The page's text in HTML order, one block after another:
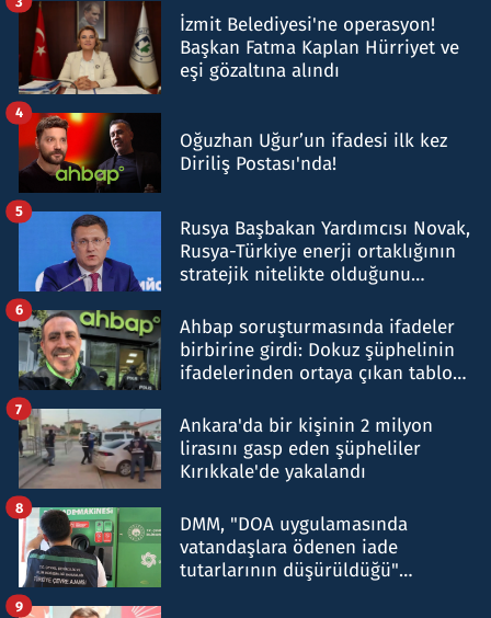
İzmit Belediyesi'ne operasyon!
Başkan Fatma Kaplan Hürriyet ve
eşi gözaltına alındı
Oğuzhan Uğur’un ifadesi ilk kez
Diriliş Postası'nda!
4
Rusya Başbakan Yardımcısı Novak,
Rusya-Türkiye enerji ortaklığının
stratejik nitelikte olduğunu
5
Ahbap soruşturmasında ifadeler
birbirine girdi: Dokuz şüphelinin
ifadelerinden ortaya çıkan tablo
6
Ankara'da bir kişinin 2 milyon
lirasını gasp eden şüpheliler
Kırıkkale'de yakalandı
7
DMM, "DOA uygulamasında
vatandaşlara ödenen iade
tutarlarının düşürüldüğü"
8
9